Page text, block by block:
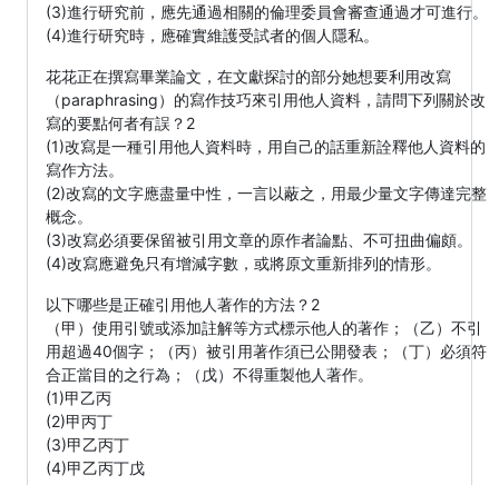
(3)進行研究前，應先通過相關的倫理委員會審查通過才可進行。
(4)進行研究時，應確實維護受試者的個人隱私。
花花正在撰寫畢業論文，在文獻探討的部分她想要利用改寫
（paraphrasing）的寫作技巧來引用他人資料，請問下列關於改
寫的要點何者有誤？2
(1)改寫是一種引用他人資料時，用自己的話重新詮釋他人資料的
寫作方法。
(2)改寫的文字應盡量中性，一言以蔽之，用最少量文字傳達完整
概念。
(3)改寫必須要保留被引用文章的原作者論點、不可扭曲偏頗。
(4)改寫應避免只有增減字數，或將原文重新排列的情形。
以下哪些是正確引用他人著作的方法？2
（甲）使用引號或添加註解等方式標示他人的著作；（乙）不引
用超過40個字；（丙）被引用著作須已公開發表；（丁）必須符
合正當目的之行為；（戊）不得重製他人著作。
(1)甲乙丙
(2)甲丙丁
(3)甲乙丙丁
(4)甲乙丙丁戊